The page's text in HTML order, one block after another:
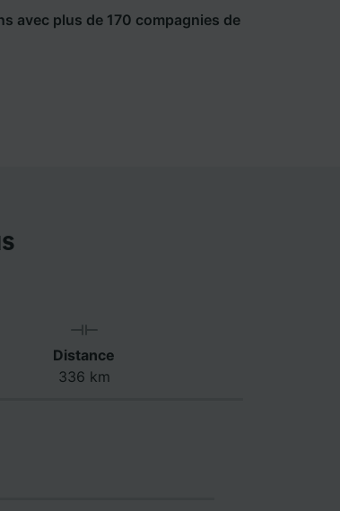
avec plus de 170 compagnies de
Distance
336 km